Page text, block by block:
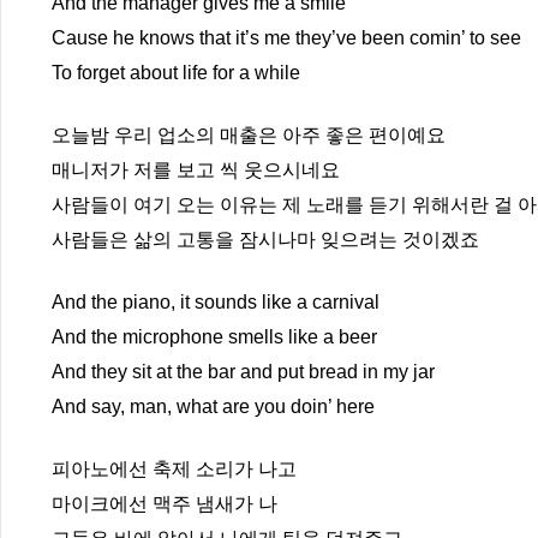
Cause he knows that it’s me they’ve been comin’ to see
To forget about life for a while
오늘밤 우리 업소의 매출은 아주 좋은 편이예요
매니저가 저를 보고 씩 웃으시네요
사람들이 여기 오는 이유는 제 노래를 듣기 위해서란 걸
사람들은 삶의 고통을 잠시나마 잊으려는 것이겠죠
And the piano, it sounds like a carnival
And the microphone smells like a beer
And they sit at the bar and put bread in my jar
And say, man, what are you doin’ here
피아노에선 축제 소리가 나고
마이크에선 맥주 냄새가 나